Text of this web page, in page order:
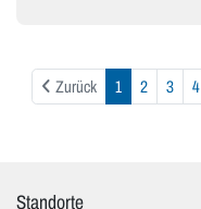
Zurück 1 2 3 4
Standorte